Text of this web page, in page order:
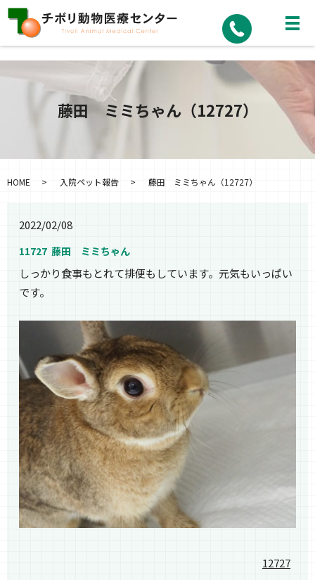
藤田 ミミちゃん（12727）
HOME 入院ペット報告 藤田 ミミちゃん（12727）
2022/02/08
11727 藤田 ミミちゃん
しっかり食事もとれて排便もしています。元気もいっぱい
です。
12727